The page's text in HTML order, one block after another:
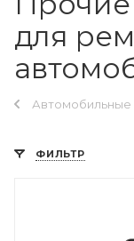
для
Автомобильные
ФИЛЬТР